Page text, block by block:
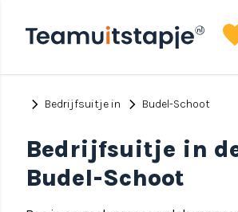
chevron_right Bedrijfsuitje in chevron_right Budel-Schoot
Bedrijfsuitje in
Budel-Schoot